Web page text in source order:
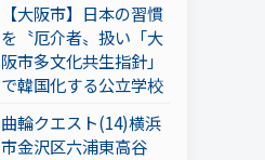
【大阪市】日本の習慣
を〝厄介者〟扱い「大
阪市多文化共生指針」
で韓国化する公立学校
曲輪クエスト(14)横浜
市金沢区六浦東高谷